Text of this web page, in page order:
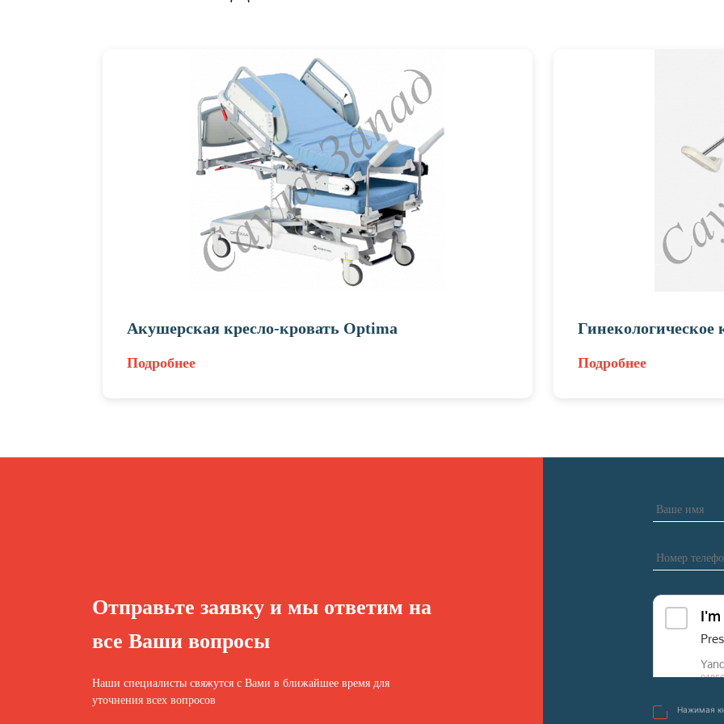
Акушерская кресло-кровать Optima
Подробнее
Гинекологическое
Подробнее
Отправьте заявку и мы ответим на
все Ваши вопросы
Наши специалисты свяжутся с Вами в ближайшее время для
уточнения всех вопросов
Нажимая